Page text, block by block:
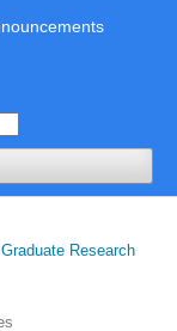
Research